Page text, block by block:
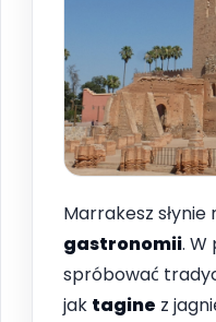
Marrakesz
gastronomii. W
spróbować
jak tagine z